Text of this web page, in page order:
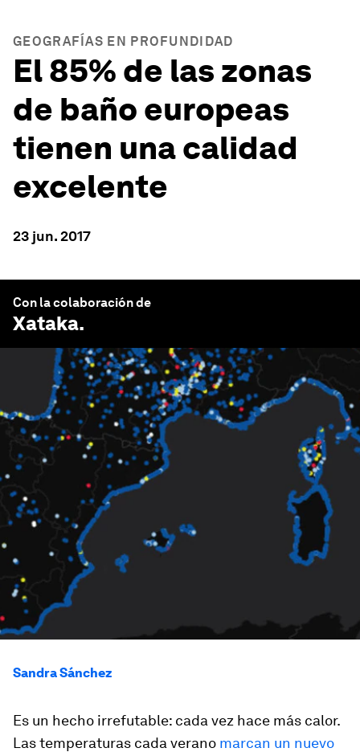
GEOGRAFÍAS EN PROFUNDIDAD
El 85% de las zonas
de baño europeas
tienen una calidad
excelente
23 jun. 2017
Con la colaboración de
Xataka.
Sandra Sánchez
Es un hecho irrefutable: cada vez hace más calor.
Las temperaturas cada verano marcan un nuevo